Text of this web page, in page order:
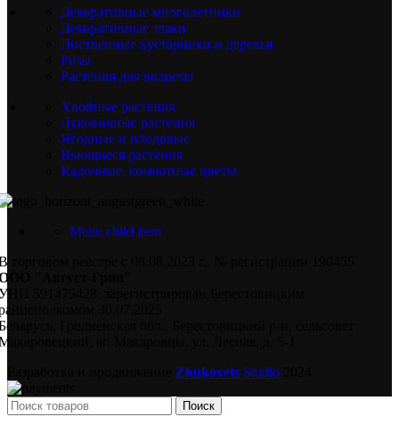
Декоративные многолетники
Декоративные злаки
Лиственные кустарники и деревья
Розы
Растения для водоема
Хвойные растения
Луковичные растения
Ягодные и плодовые
Вьющиеся растения
Кадочные, комнатные цветы
Menu child item
торговом реестре с 08.08.2023 г., № регистрации 190455
"Август-Грин"
591475428, зарегистрирован Берестовицким
30.07.2025
Гродненская обл., Берестовицкий р-н, сельсовет:
аг. Макаровцы, ул. Лесная, д. 5-1
Zhukovets Studio
Поиск